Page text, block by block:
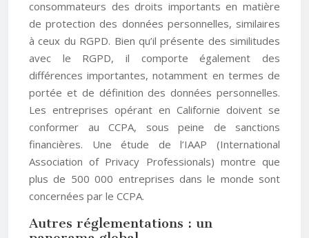
consommateurs des droits importants en matière
de protection des données personnelles, similaires
à ceux du RGPD. Bien qu’il présente des similitudes
avec le RGPD, il comporte également des
différences importantes, notamment en termes de
portée et de définition des données personnelles.
Les entreprises opérant en Californie doivent se
conformer au CCPA, sous peine de sanctions
financières. Une étude de l’IAAP (International
Association of Privacy Professionals) montre que
plus de 500 000 entreprises dans le monde sont
concernées par le CCPA.
Autres réglementations : un